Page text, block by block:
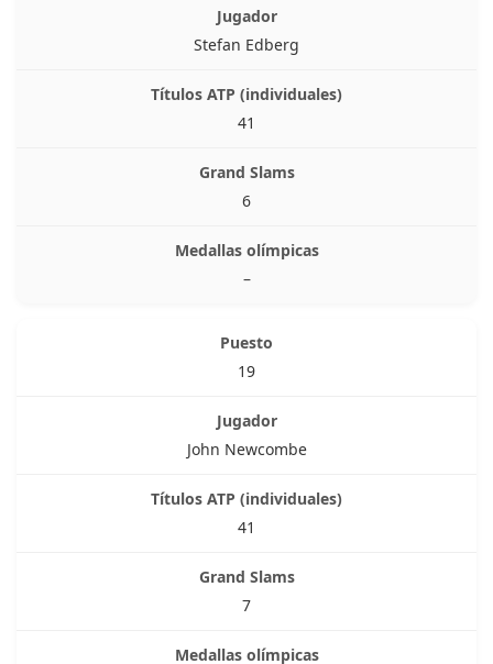
Stefan Edberg
41
6
–
19
John Newcombe
41
7